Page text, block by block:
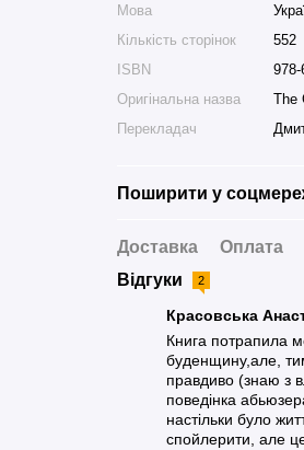
Мова
Кількість сторінок
552
ISBN
978-
Оригінальна назва
The
Перекладач
Поширити у
Доставка
Оплата
Відгуки
2
Красовська
Книга потрапила
буденщину,але,
правдиво (знаю з
поведінка
настільки було
спойлерити, але